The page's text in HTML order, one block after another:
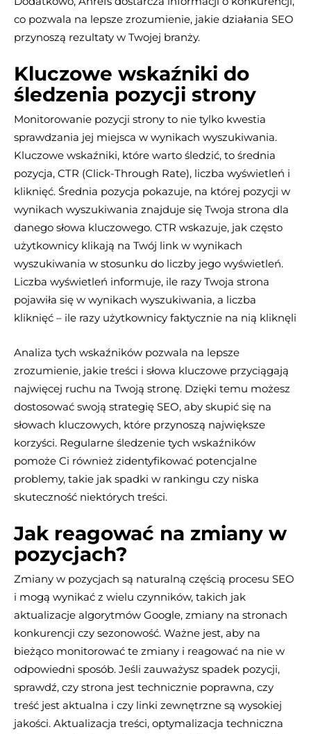
co pozwala na lepsze zrozumienie, jakie działania SEO
przynoszą rezultaty w Twojej branży​.
Kluczowe wskaźniki do
śledzenia pozycji strony
Monitorowanie pozycji strony to nie tylko kwestia
sprawdzania jej miejsca w wynikach wyszukiwania.
Kluczowe wskaźniki, które warto śledzić, to średnia
pozycja, CTR (Click-Through Rate), liczba wyświetleń i
kliknięć. Średnia pozycja pokazuje, na której pozycji w
wynikach wyszukiwania znajduje się Twoja strona dla
danego słowa kluczowego. CTR wskazuje, jak często
użytkownicy klikają na Twój link w wynikach
wyszukiwania w stosunku do liczby jego wyświetleń.
Liczba wyświetleń informuje, ile razy Twoja strona
pojawiła się w wynikach wyszukiwania, a liczba
kliknięć – ile razy użytkownicy faktycznie na nią kliknęli
Analiza tych wskaźników pozwala na lepsze
zrozumienie, jakie treści i słowa kluczowe przyciągają
najwięcej ruchu na Twoją stronę. Dzięki temu możesz
dostosować swoją strategię SEO, aby skupić się na
słowach kluczowych, które przynoszą największe
korzyści. Regularne śledzenie tych wskaźników
pomoże Ci również zidentyfikować potencjalne
problemy, takie jak spadki w rankingu czy niska
skuteczność niektórych treści.
Jak reagować na zmiany w
pozycjach?
Zmiany w pozycjach są naturalną częścią procesu SEO
i mogą wynikać z wielu czynników, takich jak
aktualizacje algorytmów Google, zmiany na stronach
konkurencji czy sezonowość. Ważne jest, aby na
bieżąco monitorować te zmiany i reagować na nie w
odpowiedni sposób. Jeśli zauważysz spadek pozycji,
sprawdź, czy strona jest technicznie poprawna, czy
treść jest aktualna i czy linki zewnętrzne są wysokiej
jakości. Aktualizacja treści, optymalizacja techniczna